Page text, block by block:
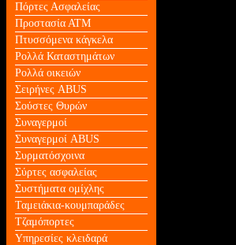
Πόρτες Ασφαλείας
Προστασία ΑΤΜ
Πτυσσόμενα κάγκελα
Ρολλά Καταστημάτων
Ρολλά οικειών
Σειρήνες ABUS
Σούστες Θυρών
Συναγερμοί
Συναγερμοί ABUS
Συρματόσχοινα
Σύρτες ασφαλείας
Συστήματα ομίχλης
Ταμειάκια-κουμπαράδες
Τζαμόπορτες
Υπηρεσίες κλειδαρά